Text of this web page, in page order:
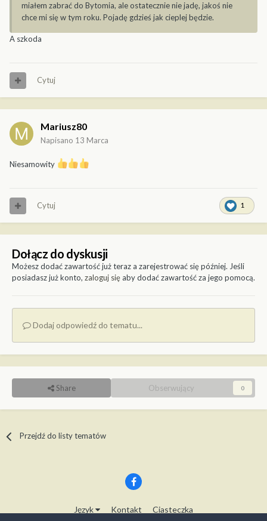
miałem zabrać do Bytomia, ale ostatecznie nie jadę, jakoś nie
chce mi się w tym roku. Pojadę gdzieś jak cieplej będzie.
A szkoda
Cytuj
Mariusz80
Napisano 13 Marca
Niesamowity
1
Cytuj
Dołącz do dyskusji
Możesz dodać zawartość już teraz a zarejestrować się później. Jeśli
posiadasz już konto, zaloguj sięaby dodać zawartość za jego pomocą.
Dodaj odpowiedź do tematu...
Share Obserwujący 0
Przejdź do listy tematów
Język Kontakt Ciasteczka